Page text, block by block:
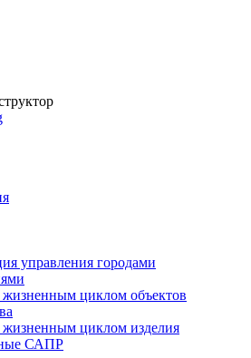
управления городами
жизненным циклом объектов
жизненным циклом изделия
САПР